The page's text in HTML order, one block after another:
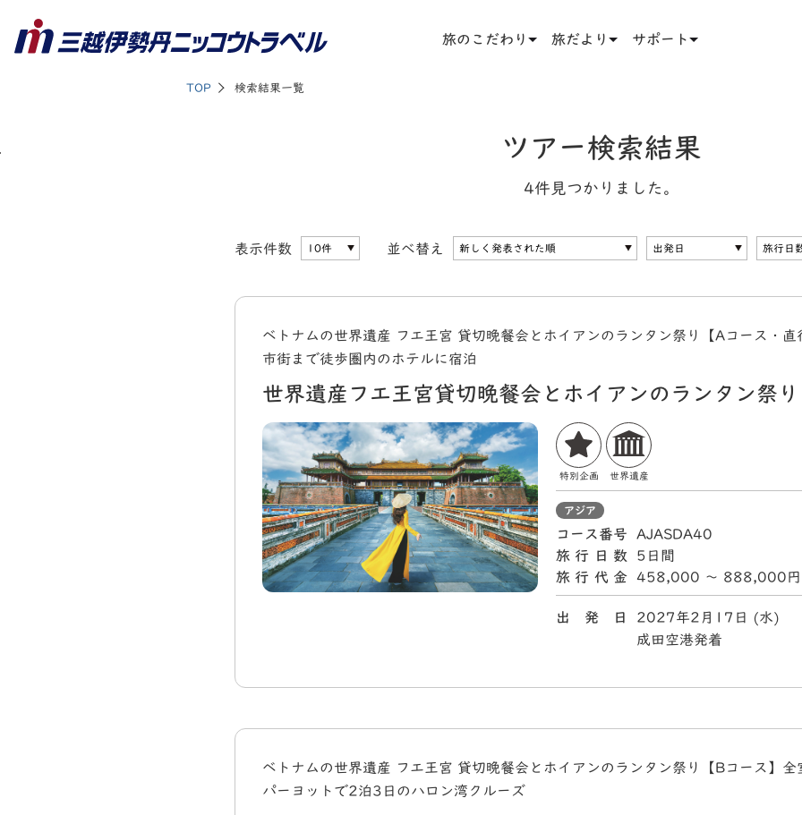
旅のこだわり 旅だより サポート
TOP 検索結果一覧
ツアー検索結果
4件見つかりました。
表示件数 並べ替え
ベトナムの世界遺産 フエ王宮 貸切晩餐会とホイアンのランタン祭り【Aコース・
市街まで徒歩圏内のホテルに宿泊
世界遺産フエ王宮貸切晩餐会とホイアンのランタン祭り
特別企画 世界遺産
アジア
コース番号
AJASDA40
旅行日数
5日間
旅行代金
458,000 〜 888,000円
出 発 日
2027年2月17日 (水)
成田空港発着
ベトナムの世界遺産 フエ王宮 貸切晩餐会とホイアンのランタン祭り【Bコース】
パーヨットで2泊3日のハロン湾クルーズ